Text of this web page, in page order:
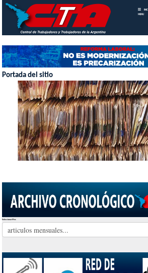
MENU
Portada del sitio
Seleccionar Mes